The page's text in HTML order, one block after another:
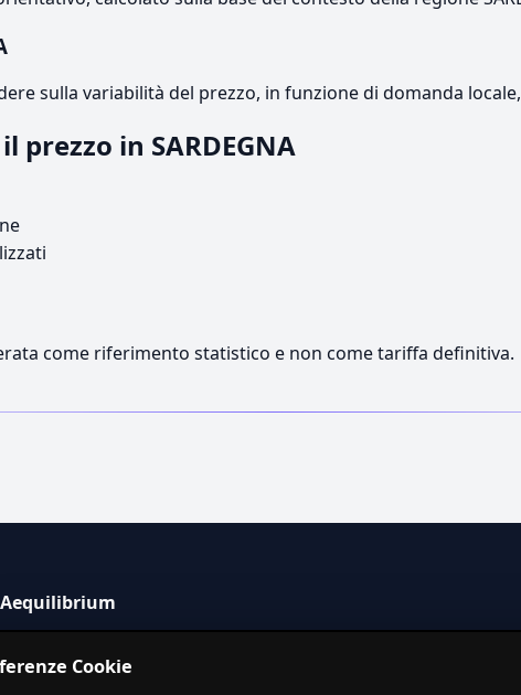
sulla variabilità del prezzo, in funzione di domanda
in SARDEGNA
come riferimento statistico e non come tariffa definitiva.
Aequilibrium
servizi in Italia.
Cookie